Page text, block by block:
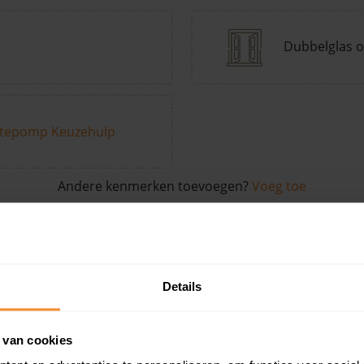
Details
cookies
Dubbelglas
Keuzehulp
Andere kenmerken toevoegen? Voeg toe
de buurt